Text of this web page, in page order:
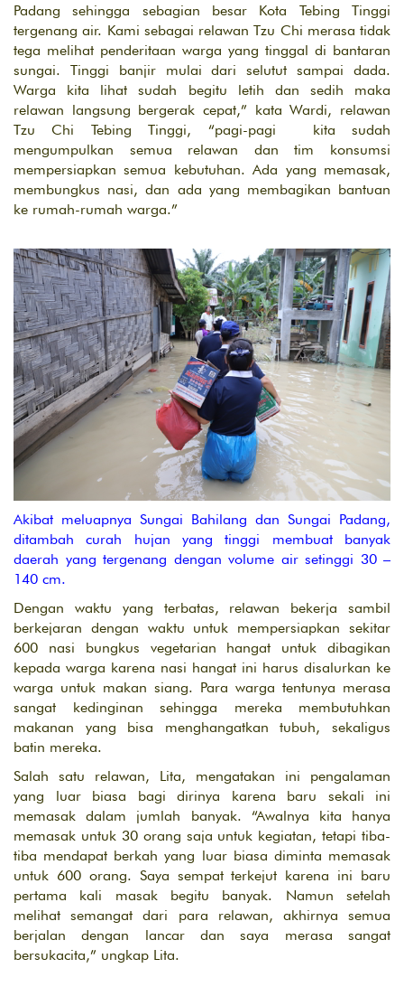
Padang sehingga sebagian besar Kota Tebing Tinggi
tergenang air. Kami sebagai relawan Tzu Chi merasa tidak
tega melihat penderitaan warga yang tinggal di bantaran
sungai. Tinggi banjir mulai dari selutut sampai dada.
Warga kita lihat sudah begitu letih dan sedih maka
relawan langsung bergerak cepat,” kata Wardi, relawan
Tzu Chi Tebing Tinggi, “pagi-pagi kita sudah
mengumpulkan semua relawan dan tim konsumsi
mempersiapkan semua kebutuhan. Ada yang memasak,
membungkus nasi, dan ada yang membagikan bantuan
ke rumah-rumah warga.”
Akibat meluapnya Sungai Bahilang dan Sungai Padang,
ditambah curah hujan yang tinggi membuat banyak
daerah yang tergenang dengan volume air setinggi 30 –
140 cm.
Dengan waktu yang terbatas, relawan bekerja sambil
berkejaran dengan waktu untuk mempersiapkan sekitar
600 nasi bungkus vegetarian hangat untuk dibagikan
kepada warga karena nasi hangat ini harus disalurkan ke
warga untuk makan siang. Para warga tentunya merasa
sangat kedinginan sehingga mereka membutuhkan
makanan yang bisa menghangatkan tubuh, sekaligus
batin mereka.
Salah satu relawan, Lita, mengatakan ini pengalaman
yang luar biasa bagi dirinya karena baru sekali ini
memasak dalam jumlah banyak. “Awalnya kita hanya
memasak untuk 30 orang saja untuk kegiatan, tetapi tiba-
tiba mendapat berkah yang luar biasa diminta memasak
untuk 600 orang. Saya sempat terkejut karena ini baru
pertama kali masak begitu banyak. Namun setelah
melihat semangat dari para relawan, akhirnya semua
berjalan dengan lancar dan saya merasa sangat
bersukacita,” ungkap Lita.